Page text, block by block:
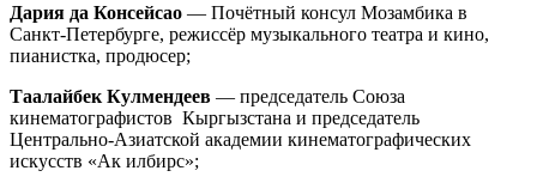
Дария да Консейсао — Почётный консул Мозамбика в
Санкт-Петербурге, режиссёр музыкального театра и кино,
пианистка, продюсер;
Таалайбек Кулмендеев — председатель Союза
кинематографистов Кыргызстана и председатель
Центрально-Азиатской академии кинематографических
искусств «Ак илбирс»;